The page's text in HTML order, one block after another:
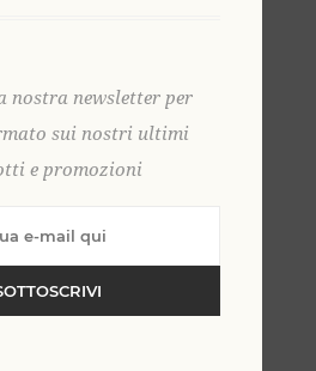
nostra newsletter per
sui nostri ultimi
e promozioni